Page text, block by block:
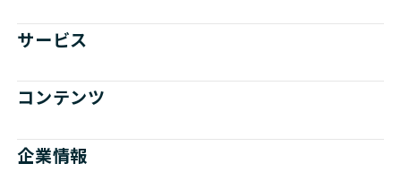
サービス
コンテンツ
企業情報